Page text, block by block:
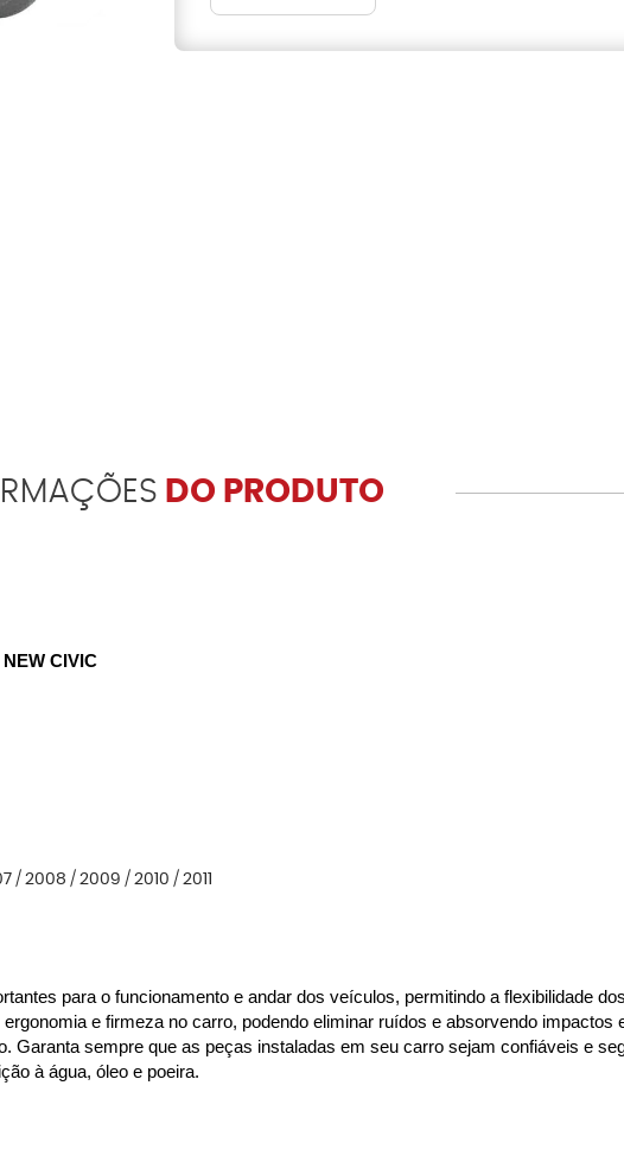
DO PRODUTO
CIVIC
2008 / 2009 / 2010 / 2011
para o funcionamento e andar dos veículos, permitindo a flexibilidade
e firmeza no carro, podendo eliminar ruídos e absorvendo impactos
Garanta sempre que as peças instaladas em seu carro sejam confiáveis e
à água, óleo e poeira.